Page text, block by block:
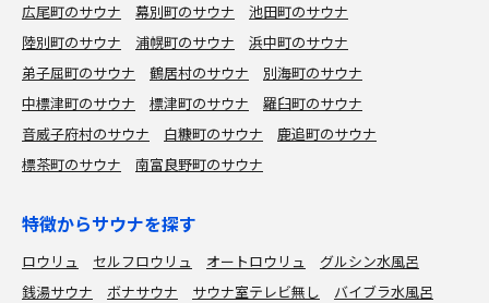
広尾町のサウナ
幕別町のサウナ
池田町のサウナ
陸別町のサウナ
浦幌町のサウナ
浜中町のサウナ
弟子屈町のサウナ
鶴居村のサウナ
別海町のサウナ
中標津町のサウナ
標津町のサウナ
羅臼町のサウナ
音威子府村のサウナ
白糠町のサウナ
鹿追町のサウナ
標茶町のサウナ
南富良野町のサウナ
特徴からサウナを探す
ロウリュ セルフロウリュ オートロウリュ
グルシン水風呂
銭湯サウナ
ボナサウナ サウナ室テレビ無し
バイブラ水風呂